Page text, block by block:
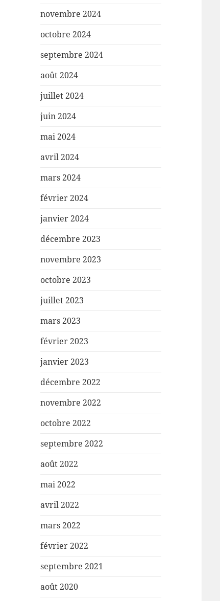
novembre 2024
octobre 2024
septembre 2024
août 2024
juillet 2024
juin 2024
mai 2024
avril 2024
mars 2024
février 2024
janvier 2024
décembre 2023
novembre 2023
octobre 2023
juillet 2023
mars 2023
février 2023
janvier 2023
décembre 2022
novembre 2022
octobre 2022
septembre 2022
août 2022
mai 2022
avril 2022
mars 2022
février 2022
septembre 2021
août 2020